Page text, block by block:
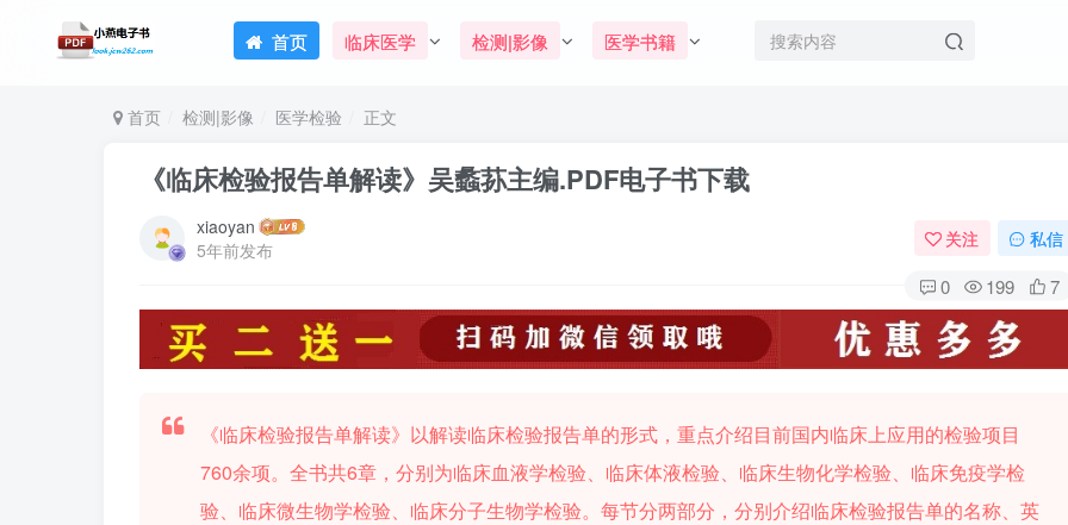
首页 临床医学 检测|影像 医学书籍
首页 检测|影像 医学检验 正文
《临床检验报告单解读》吴蠡荪主编.PDF电子书下载
xiaoyan
5年前发布
关注 私信
0 199 7
《临床检验报告单解读》以解读临床检验报告单的形式，重点介绍目前国内临床上应用的检验项目
760余项。全书共6章，分别为临床血液学检验、临床体液检验、临床生物化学检验、临床免疫学检
验、临床微生物学检验、临床分子生物学检验。每节分两部分，分别介绍临床检验报告单的名称、英